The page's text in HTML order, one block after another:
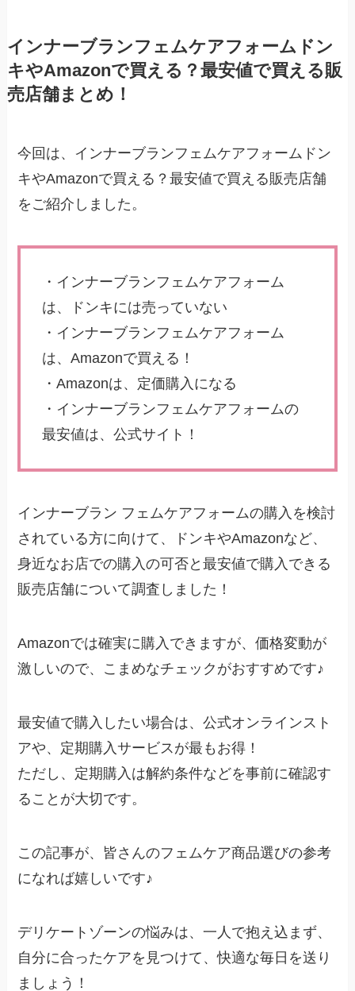
インナーブランフェムケアフォームドン
キやAmazonで買える？最安値で買える販
売店舗まとめ！
今回は、インナーブランフェムケアフォームドン
キやAmazonで買える？最安値で買える販売店舗
をご紹介しました。
・インナーブランフェムケアフォーム
は、ドンキには売っていない
・インナーブランフェムケアフォーム
は、Amazonで買える！
・Amazonは、定価購入になる
・インナーブランフェムケアフォームの
最安値は、公式サイト！
インナーブラン フェムケアフォームの購入を検討
されている方に向けて、ドンキやAmazonなど、
身近なお店での購入の可否と最安値で購入できる
販売店舗について調査しました！
Amazonでは確実に購入できますが、価格変動が
激しいので、こまめなチェックがおすすめです♪
最安値で購入したい場合は、公式オンラインスト
アや、定期購入サービスが最もお得！
ただし、定期購入は解約条件などを事前に確認す
ることが大切です。
この記事が、皆さんのフェムケア商品選びの参考
になれば嬉しいです♪
デリケートゾーンの悩みは、一人で抱え込まず、
自分に合ったケアを見つけて、快適な毎日を送り
ましょう！